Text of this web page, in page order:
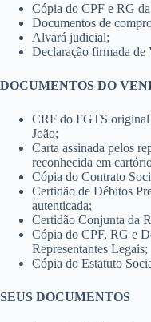
Cópia do CPF e RG
Documentos de
Alvará judicial;
Declaração firmada de
DOCUMENTOS DO
CRF do FGTS original
João;
Carta assinada pelos
reconhecida em
Cópia do Contrato
Certidão de Débitos
autenticada;
Certidão Conjunta da
Cópia do CPF, RG e
Representantes Legais;
Cópia do Estatuto
SEUS DOCUMENTOS